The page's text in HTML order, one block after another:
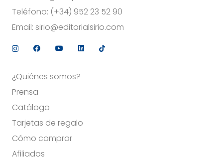
Teléfono: (+34) 952 23 52 90
Email: sirio@editorialsirio.com
¿Quiénes somos?
Prensa
Catálogo
Tarjetas de regalo
Cómo comprar
Afiliados